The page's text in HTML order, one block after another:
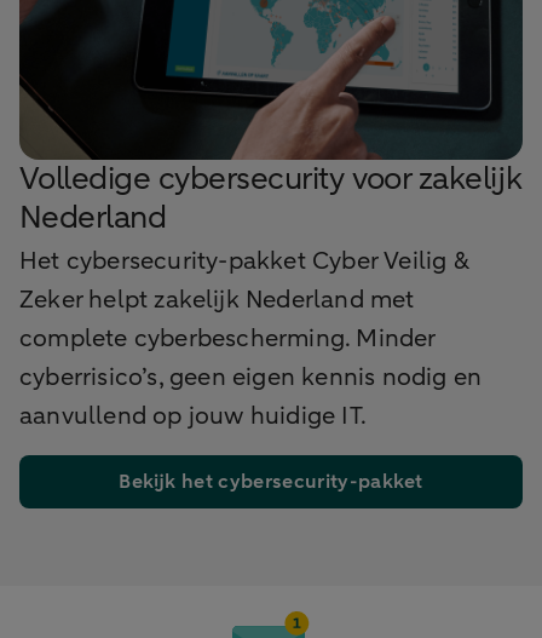
Volledige cybersecurity voor zakelijk
Nederland
Het cybersecurity-pakket Cyber Veilig &
Zeker helpt zakelijk Nederland met
complete cyberbescherming. Minder
cyberrisico’s, geen eigen kennis nodig en
aanvullend op jouw huidige IT.
Bekijk het cybersecurity-pakket